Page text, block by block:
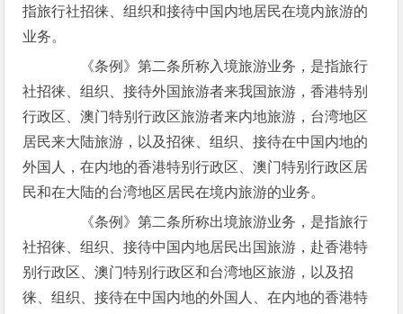
指旅行社招徕、组织和接待中国内地居民在境内旅游的
业务。
《条例》第二条所称入境旅游业务，是指旅行
社招徕、组织、接待外国旅游者来我国旅游，香港特别
行政区、澳门特别行政区旅游者来内地旅游，台湾地区
居民来大陆旅游，以及招徕、组织、接待在中国内地的
外国人，在内地的香港特别行政区、澳门特别行政区居
民和在大陆的台湾地区居民在境内旅游的业务。
《条例》第二条所称出境旅游业务，是指旅行
社招徕、组织、接待中国内地居民出国旅游，赴香港特
别行政区、澳门特别行政区和台湾地区旅游，以及招
徕、组织、接待在中国内地的外国人、在内地的香港特